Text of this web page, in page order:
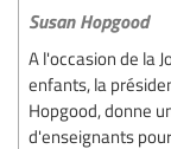
Susan Hopgood
A l'occasion de la
enfants, la
Hopgood, donne
d'enseignants